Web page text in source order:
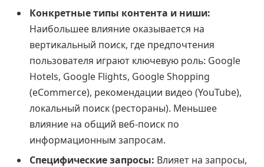
Конкретные типы контента и ниши:
Наибольшее влияние оказывается на
вертикальный поиск, где предпочтения
пользователя играют ключевую роль: Google
Hotels, Google Flights, Google Shopping
(eCommerce), рекомендации видео (YouTube),
локальный поиск (рестораны). Меньшее
влияние на общий веб-поиск по
информационным запросам.
Специфические запросы: Влияет на запросы,